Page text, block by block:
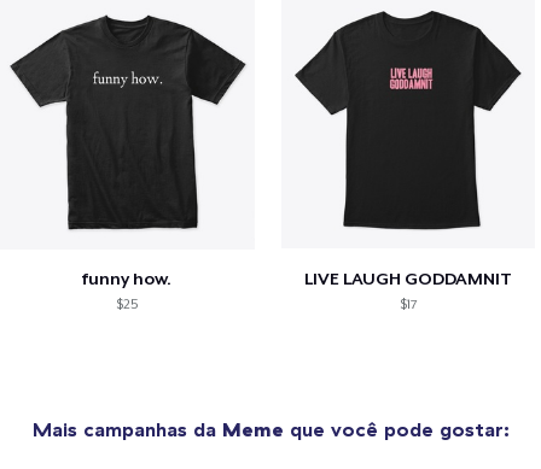
funny how.
$25
LIVE LAUGH GODDAMNIT
$17
Mais campanhas da Meme que você pode gostar: